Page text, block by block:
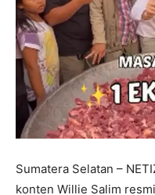
Sumatera Selatan –
konten Willie Salim